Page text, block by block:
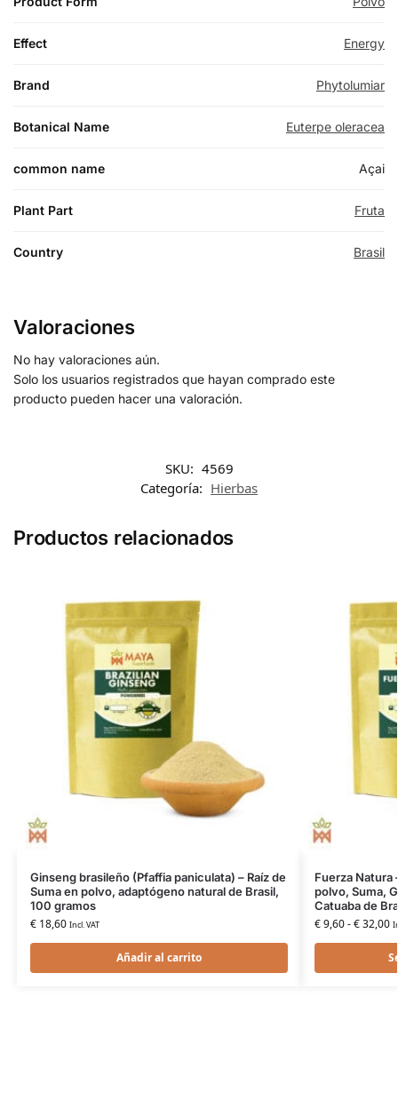
Effect Energy
Brand Phytolumiar
Botanical Name Euterpe oleracea
common name Açai
Plant Part Fruta
Country Brasil
Valoraciones
No hay valoraciones aún.
Solo los usuarios registrados que hayan comprado este
producto pueden hacer una valoración.
SKU: 4569
Categoría: Hierbas
Productos relacionados
Ginseng brasileño (Pfaffia paniculata) – Raíz de
Suma en polvo, adaptógeno natural de Brasil,
100 gramos
€18,60 Incl. VAT
Añadir al carrito
Fuerza Natura
polvo, Suma,
Catuaba de
€9,60-€32,00